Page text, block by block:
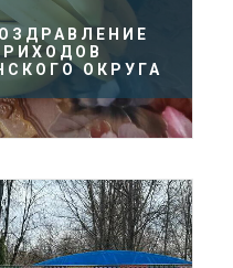
ОКРУГА